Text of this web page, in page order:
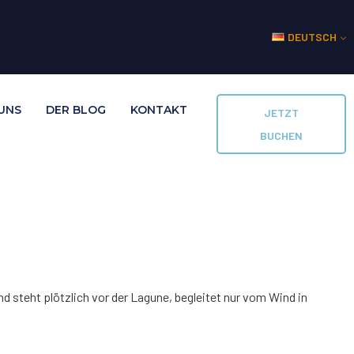
DEUTSCH
DER BLOG KONTAKT
JETZT
BUCHEN
steht plötzlich vor der Lagune, begleitet nur vom Wind in